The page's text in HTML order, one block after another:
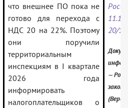
что внешнее ПО пока не
готово для перехода с
НДС 20 на 22%. Поэтому
они поручили
территориальным
инспекциям в I квартале
2026 года
информировать
налогоплательщиков о
20/
—